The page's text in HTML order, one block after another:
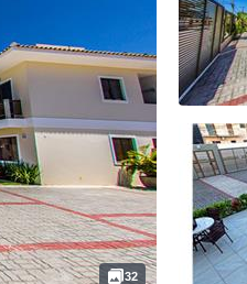
32